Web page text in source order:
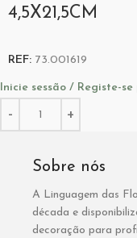
4,5X21,5CM
REF: 73.001619
Inicie sessão / Registe-
Sobre nós
A Linguagem das
década e
decoração para